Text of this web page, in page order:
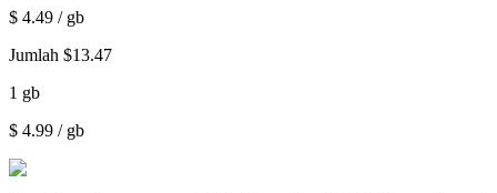
$ 4.49 / gb
Jumlah $13.47
1 gb
$ 4.99 / gb